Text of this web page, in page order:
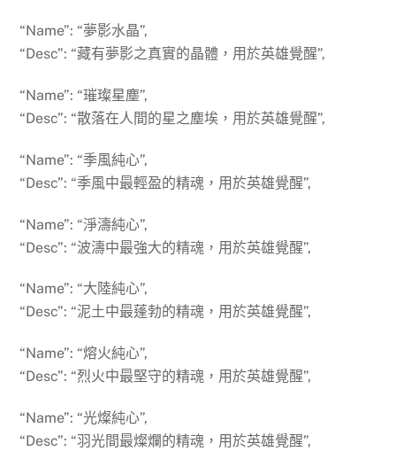
“Name”: “夢影水晶”,
“Desc”: “藏有夢影之真實的晶體，用於英雄覺醒”,
“Name”: “璀璨星塵”,
“Desc”: “散落在人間的星之塵埃，用於英雄覺醒”,
“Name”: “季風純心”,
“Desc”: “季風中最輕盈的精魂，用於英雄覺醒”,
“Name”: “淨濤純心”,
“Desc”: “波濤中最強大的精魂，用於英雄覺醒”,
“Name”: “大陸純心”,
“Desc”: “泥土中最蓬勃的精魂，用於英雄覺醒”,
“Name”: “熔火純心”,
“Desc”: “烈火中最堅守的精魂，用於英雄覺醒”,
“Name”: “光燦純心”,
“Desc”: “羽光間最燦爛的精魂，用於英雄覺醒”,